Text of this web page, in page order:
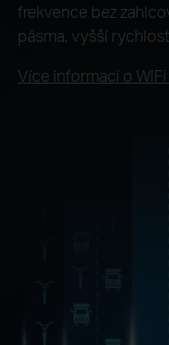
frekvence bez
pásma, vyšší
Více informací o WiFi